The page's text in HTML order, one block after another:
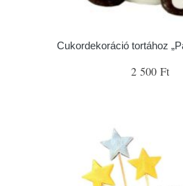
Cukordekoráció tortához
2 500 Ft